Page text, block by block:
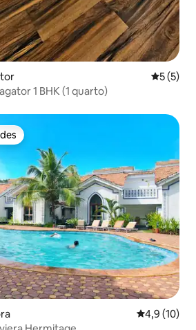
5 de
5 (5)
1 BHK (1 quarto)
4,9 de uma
4,9 (10)